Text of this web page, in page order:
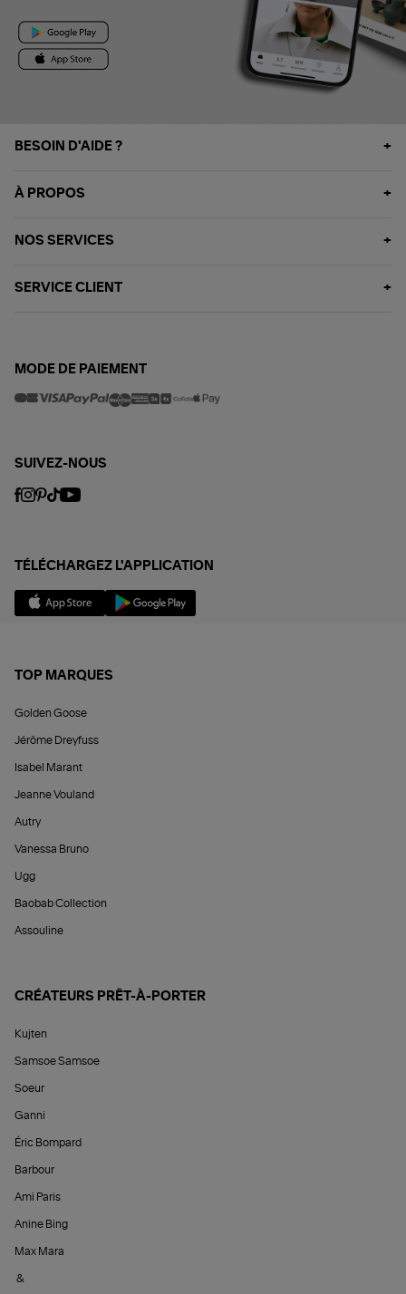
BESOIN D'AIDE ?
À PROPOS
NOS SERVICES
SERVICE CLIENT
MODE DE PAIEMENT
SUIVEZ-NOUS
TÉLÉCHARGEZ L'APPLICATION
TOP MARQUES
Golden Goose
Jérôme Dreyfuss
Isabel Marant
Jeanne Vouland
Autry
Vanessa Bruno
Ugg
Baobab Collection
Assouline
CRÉATEURS PRÊT-À-PORTER
Kujten
Samsoe Samsoe
Soeur
Ganni
Éric Bompard
Barbour
Ami Paris
Anine Bing
Max Mara
&